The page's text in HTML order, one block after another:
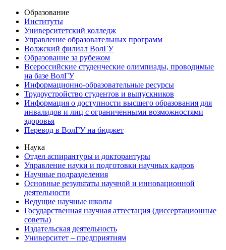
Образование
Институты
Университетский колледж
Управление образовательных программ
Волжский филиал ВолГУ
Образование за рубежом
Всероссийские студенческие олимпиады, проводимые
на базе ВолГУ
Информационно-образовательные ресурсы
Трудоустройство студентов и выпускников
Информация о доступности высшего образования для
инвалидов и лиц с ограниченными возможностями
здоровья
Перевод в ВолГУ на бюджет
Наука
Отдел аспирантуры и докторантуры
Управление науки и подготовки научных кадров
Научные подразделения
Основные результаты научной и инновационной
деятельности
Ведущие научные школы
Государственная научная аттестация (диссертационные
советы)
Издательская деятельность
Университет – предприятиям